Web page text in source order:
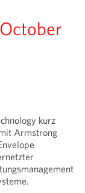
kurz
Armstrong